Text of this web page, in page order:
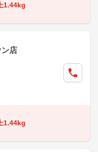
1.44kg
ン店
1.44kg